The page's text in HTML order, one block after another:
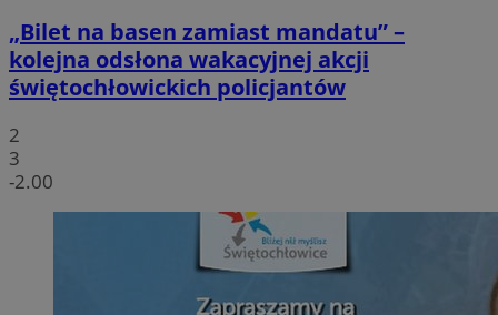
„Bilet na basen zamiast mandatu” –
kolejna odsłona wakacyjnej akcji
świętochłowickich policjantów
2
3
-2.00